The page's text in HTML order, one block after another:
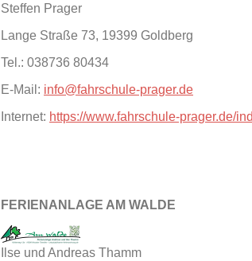
Steffen Prager
Lange Straße 73, 19399 Goldberg
Tel.: 038736 80434
E-Mail: info@fahrschule-prager.de
Internet: https://www.fahrschule-prager.de/
FERIENANLAGE AM WALDE
Ilse und Andreas Thamm